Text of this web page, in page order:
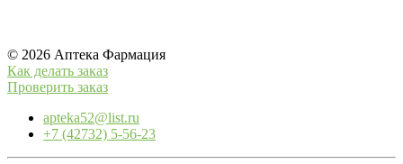
© 2026 Аптека Фармация
Как делать заказ
Проверить заказ
apteka52@list.ru
+7 (42732) 5-56-23